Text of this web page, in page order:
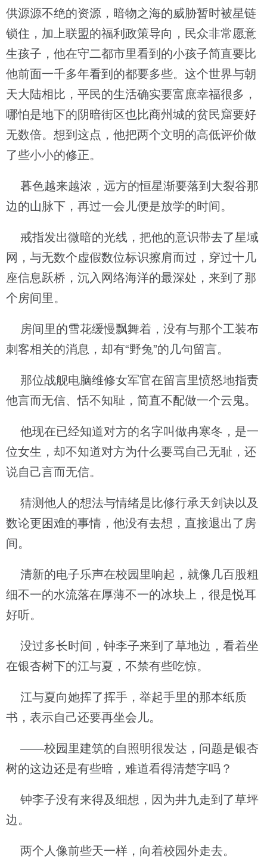
供源源不绝的资源，暗物之海的威胁暂时被星链
锁住，加上联盟的福利政策导向，民众非常愿意
生孩子，他在守二都市里看到的小孩子简直要比
他前面一千多年看到的都要多些。这个世界与朝
天大陆相比，平民的生活确实要富庶幸福很多，
哪怕是地下的阴暗街区也比商州城的贫民窟要好
无数倍。想到这点，他把两个文明的高低评价做
了些小小的修正。
暮色越来越浓，远方的恒星渐要落到大裂谷那
边的山脉下，再过一会儿便是放学的时间。
戒指发出微暗的光线，把他的意识带去了星域
网，与无数个虚假数位标识擦肩而过，穿过十几
座信息跃桥，沉入网络海洋的最深处，来到了那
个房间里。
房间里的雪花缓慢飘舞着，没有与那个工装布
刺客相关的消息，却有“野兔”的几句留言。
那位战舰电脑维修女军官在留言里愤怒地指责
他言而无信、恬不知耻，简直不配做一个云鬼。
他现在已经知道对方的名字叫做冉寒冬，是一
位女生，却不知道对方为什么要骂自己无耻，还
说自己言而无信。
猜测他人的想法与情绪是比修行承天剑诀以及
数论更困难的事情，他没有去想，直接退出了房
间。
清新的电子乐声在校园里响起，就像几百股粗
细不一的水流落在厚薄不一的冰块上，很是悦耳
好听。
没过多长时间，钟李子来到了草地边，看着坐
在银杏树下的江与夏，不禁有些吃惊。
江与夏向她挥了挥手，举起手里的那本纸质
书，表示自己还要再坐会儿。
——校园里建筑的自照明很发达，问题是银杏
树的这边还是有些暗，难道看得清楚字吗？
钟李子没有来得及细想，因为井九走到了草坪
边。
两个人像前些天一样，向着校园外走去。